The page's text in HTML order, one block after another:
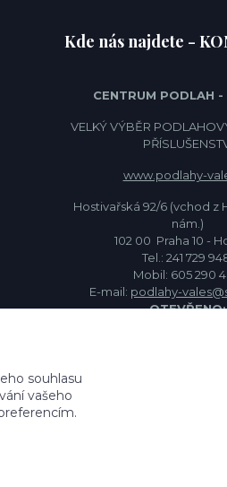
Kde nás najdete -
CENTRUM PODLAH
VELKÝ VÝBĚR
www.podlahy-
Hostivařská 92/6 (vchod z
nám.)
102 00 Praha 10 -
Tel.: 241 729
Mobil: 605 290
E-mail: podlahy-
OTEVŘENO:
souhlasu
vašeho